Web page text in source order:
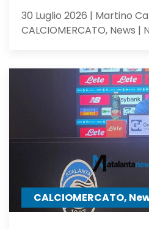
30 Luglio 2026 | Martino
CALCIOMERCATO, News
CALCIOMERCATO,